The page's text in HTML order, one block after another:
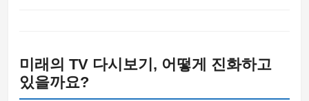
미래의 TV 다시보기, 어떻게 진화하고
있을까요?